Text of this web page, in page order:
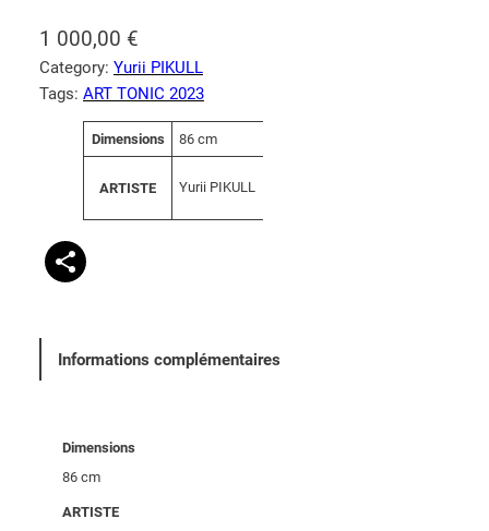
1 000,00 €
Category: Yurii PIKULL
Tags: ART TONIC 2023
A
tt
u
V
l
Dimensions 86 cm
ARTISTE Yurii PIKULL
Informations complémentaires
Dimensions
86 cm
ARTISTE